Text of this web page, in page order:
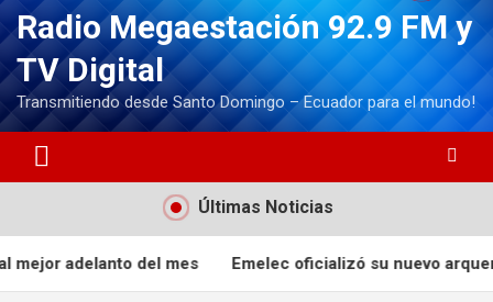
Radio Megaestación 92.9 FM y
TV Digital
Transmitiendo desde Santo Domingo – Ecuador para el mundo!
Últimas Noticias
Emelec oficializó su nuevo arquero Eduardo Bores en